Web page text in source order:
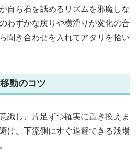
自ら石を舐めるリズムを邪魔しな
わずかな戻りや横滑りが変化の合
聞き合わせを入れてアタリを拾い
動のコツ
識し、片足ずつ確実に置き換えま
け、下流側にすぐ退避できる浅場